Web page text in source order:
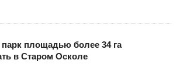
площадью более 34 га
в Старом Осколе